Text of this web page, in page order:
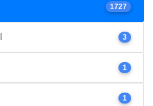
1727
3
1
1